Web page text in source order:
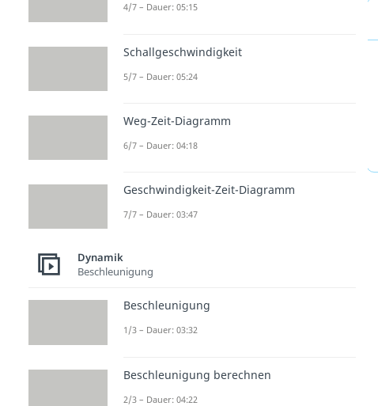
4/7 – Dauer: 05:15
Schallgeschwindigkeit
5/7 – Dauer: 05:24
Weg-Zeit-Diagramm
6/7 – Dauer: 04:18
Geschwindigkeit-Zeit-Diagramm
7/7 – Dauer: 03:47
Dynamik
Beschleunigung
Beschleunigung
1/3 – Dauer: 03:32
Beschleunigung berechnen
2/3 – Dauer: 04:22